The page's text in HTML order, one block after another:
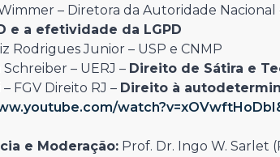
– Diretora da Autoridade
e a efetividade da LGPD
Rodrigues Junior – USP e CNMP
– UERJ – Direito de Sátira e
FGV Direito RJ – Direito à
e Moderação: Prof. Dr. Ingo W. Sarlet